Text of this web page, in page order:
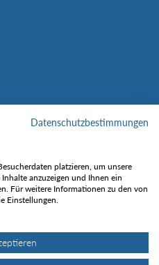
Datenschutzbestimmungen
platzieren, um unsere
anzuzeigen und Ihnen ein
Für weitere Informationen zu den von
Einstellungen.